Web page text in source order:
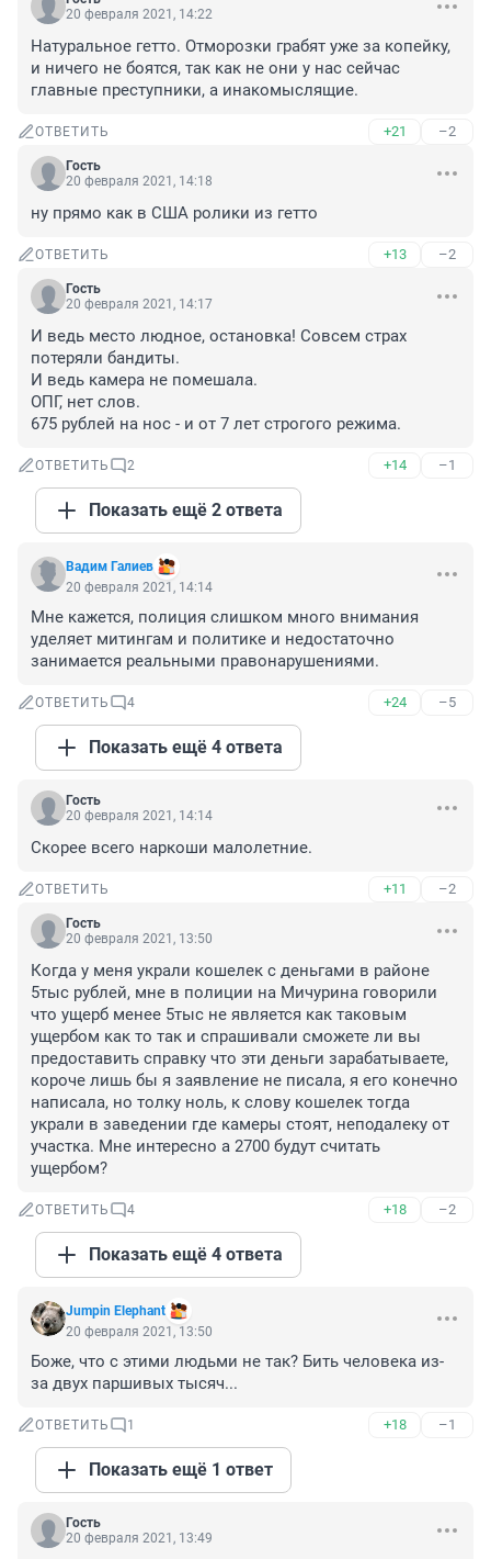
20 февраля 2021, 14:22
Натуральное гетто. Отморозки грабят уже за копейку,
и ничего не боятся, так как не они у нас сейчас
главные преступники, а инакомыслящие.
ОТВЕТИТЬ +21 –2
Гость
20 февраля 2021, 14:18
ну прямо как в США ролики из гетто
ОТВЕТИТЬ +13 –2
Гость
20 февраля 2021, 14:17
И ведь место людное, остановка! Совсем страх
потеряли бандиты.
И ведь камера не помешала.
ОПГ, нет слов.
675 рублей на нос - и от 7 лет строгого режима.
ОТВЕТИТЬ 2 +14 –1
Показать ещё 2 ответа
Вадим Галиев
20 февраля 2021, 14:14
Мне кажется, полиция слишком много внимания
уделяет митингам и политике и недостаточно
занимается реальными правонарушениями.
ОТВЕТИТЬ 4 +24 –5
Показать ещё 4 ответа
Гость
20 февраля 2021, 14:14
Скорее всего наркоши малолетние.
ОТВЕТИТЬ +11 –2
Гость
20 февраля 2021, 13:50
Когда у меня украли кошелек с деньгами в районе
5тыс рублей, мне в полиции на Мичурина говорили
что ущерб менее 5тыс не является как таковым
ущербом как то так и спрашивали сможете ли вы
предоставить справку что эти деньги зарабатываете,
короче лишь бы я заявление не писала, я его конечно
написала, но толку ноль, к слову кошелек тогда
украли в заведении где камеры стоят, неподалеку от
участка. Мне интересно а 2700 будут считать
ущербом?
ОТВЕТИТЬ 4 +18 –2
Показать ещё 4 ответа
Jumpin Elephant
20 февраля 2021, 13:50
Боже, что с этими людьми не так? Бить человека из-
за двух паршивых тысяч...
ОТВЕТИТЬ 1 +18 –1
Показать ещё 1 ответ
Гость
20 февраля 2021, 13:49